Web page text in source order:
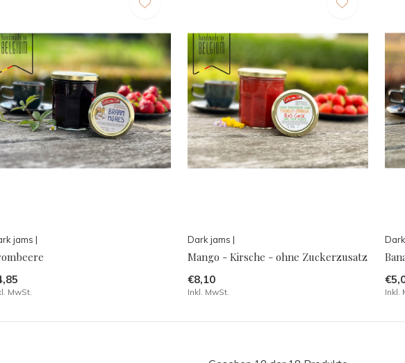
jams |
MwSt.
Dark jams |
Mango - Kirsche - ohne Zuckerzusatz
€8,10
Inkl. MwSt. Inkl.